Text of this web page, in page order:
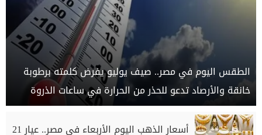
الطقس اليوم في مصر.. صيف يوليو يفرض كلمته برطوبة
خانقة والأرصاد تدعو للحذر من الحرارة في ساعات الذروة
أسعار الذهب اليوم الأربعاء في مصر.. عيار 21